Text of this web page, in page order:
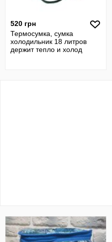
520 грн
Термосумка, сумка
холодильник 18 литров
держит тепло и холод